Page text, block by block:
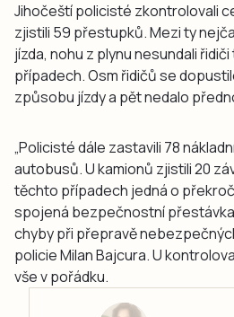
Jihočeští policisté zkontrolovali
zjistili 59 přestupků. Mezi ty
jízda, nohu z plynu nesundali řidiči
případech. Osm řidičů se
způsobu jízdy a pět nedalo
„Policisté dále zastavili 78
autobusů. U kamionů zjistili 20
těchto případech jedná o
spojená bezpečnostní
chyby při přepravě
policie Milan Bajcura. U
vše v pořádku.